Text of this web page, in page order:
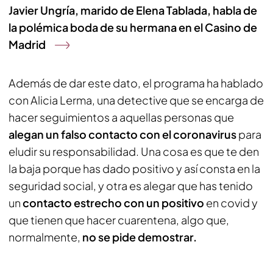
Javier Ungría, marido de Elena Tablada, habla de
la polémica boda de su hermana en el Casino de
Madrid
Además de dar este dato, el programa ha hablado
con Alicia Lerma, una detective que se encarga de
hacer seguimientos a aquellas personas que
alegan un falso contacto con el coronaviruspara
eludir su responsabilidad. Una cosa es que te den
la baja porque has dado positivo y así consta en la
seguridad social, y otra es alegar que has tenido
uncontacto estrecho con un positivo en covid y
que tienen que hacer cuarentena, algo que,
normalmente, no se pide demostrar.